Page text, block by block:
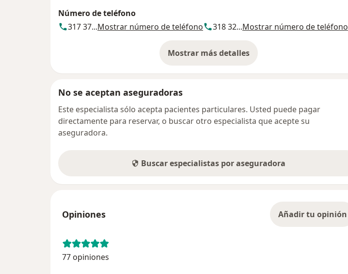
Número de teléfono
317 37...Mostrar número de teléfono 318 32...Mostrar número de teléfono
Mostrar más detalles
sobre la dirección
No se aceptan aseguradoras
Este especialista sólo acepta pacientes particulares. Usted puede pagar
directamente para reservar, o buscar otro especialista que acepte su
aseguradora.
Buscar especialistas por aseguradora
Opiniones Añadir tu opinión
77 opiniones